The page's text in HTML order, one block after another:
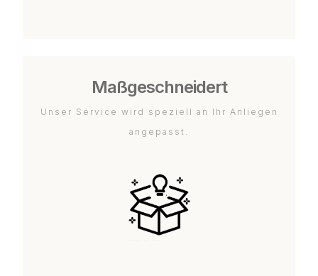
Maßgeschneidert
Unser Service wird speziell an Ihr Anliegen
angepasst.